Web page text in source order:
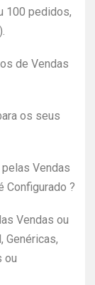
100 pedidos,
de Vendas
os seus
Vendas
Configurado ?
Vendas ou
Genéricas,
ou